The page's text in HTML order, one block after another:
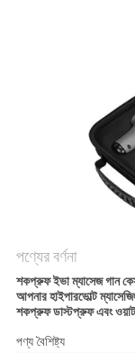
পণ্যের বর্ণনা
শকপ্রুফ ইভা ম্যাসেজ গান
আপনার হাইপারভোল্ট
শকপ্রুফ ডাস্টপ্রুফ এবং
পণ্য বৈশিষ্ট্য